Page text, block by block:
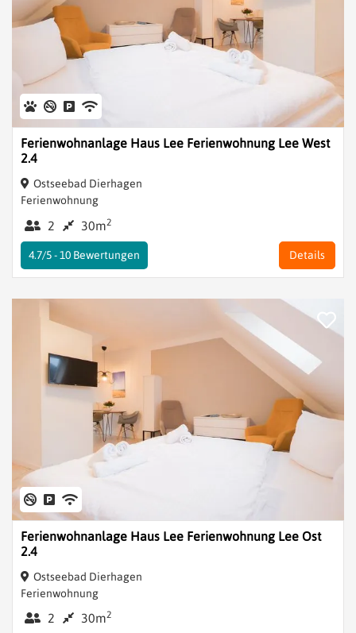
Ferienwohnanlage Haus Lee Ferienwohnung Lee West
2.4
Ostseebad Dierhagen
Ferienwohnung
2 30m2
Details
4.7/5 -10 Bewertungen
Ferienwohnanlage Haus Lee Ferienwohnung Lee Ost
2.4
Ostseebad Dierhagen
Ferienwohnung
2 30m2